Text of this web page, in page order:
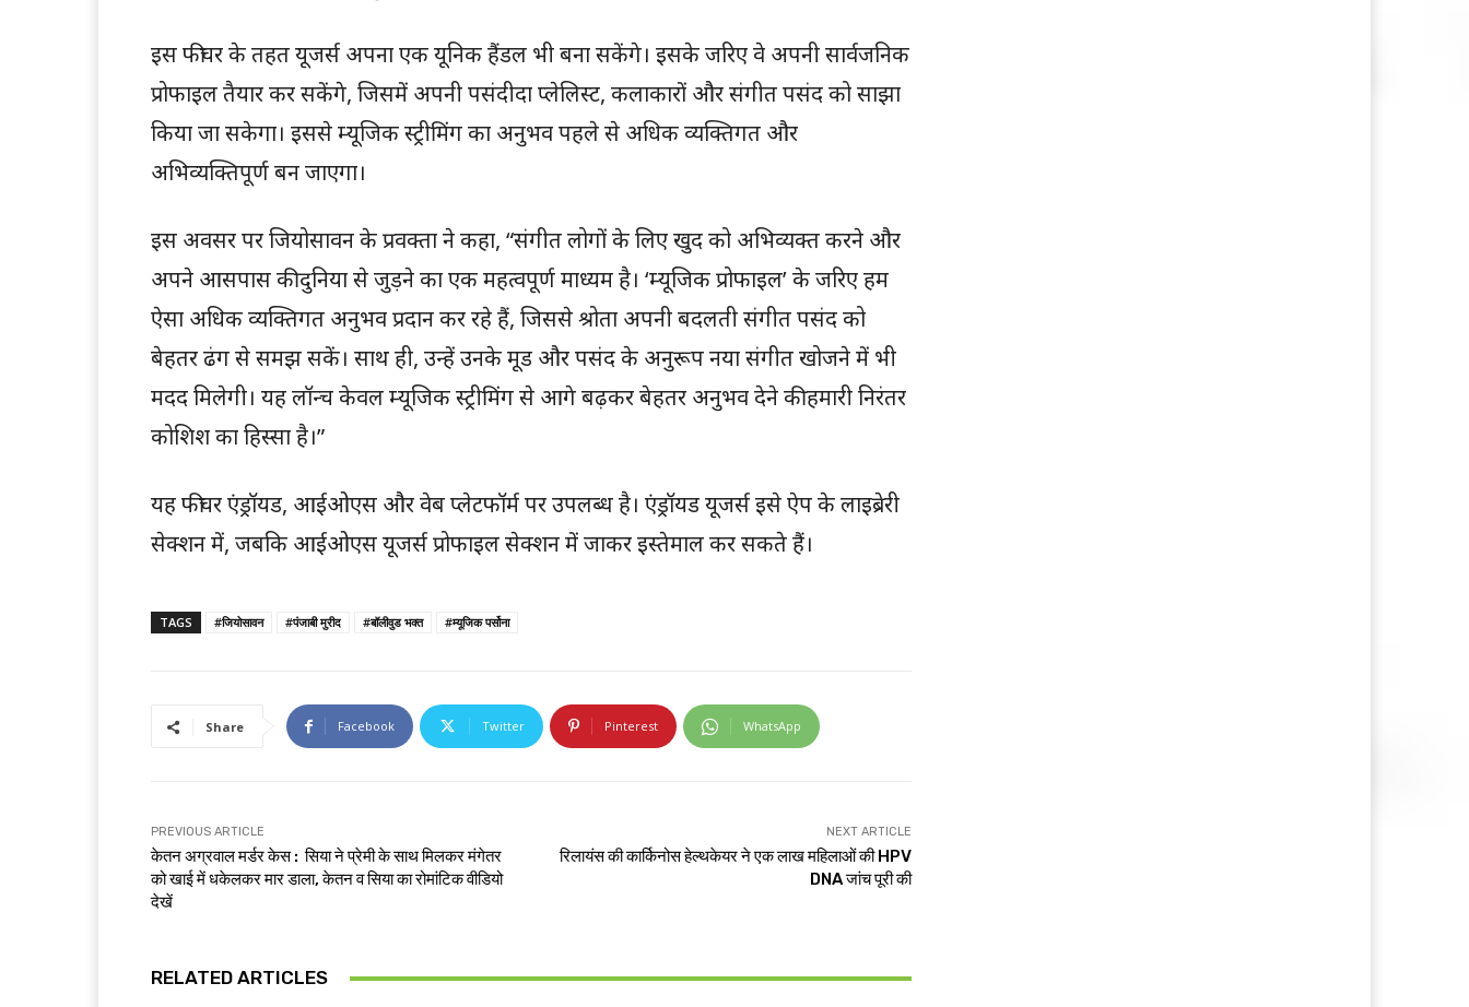
इस फीचर के तहत यूजर्स अपना एक यूनिक हैंडल भी बना सकेंगे। इसके जरिए वे अपनी सार्वजनिक
प्रोफाइल तैयार कर सकेंगे, जिसमें अपनी पसंदीदा प्लेलिस्ट, कलाकारों और संगीत पसंद को साझा
किया जा सकेगा। इससे म्यूजिक स्ट्रीमिंग का अनुभव पहले से अधिक व्यक्तिगत और
अभिव्यक्तिपूर्ण बन जाएगा।
इस अवसर पर जियोसावन के प्रवक्ता ने कहा, “संगीत लोगों के लिए खुद को अभिव्यक्त करने और
अपने आसपास की दुनिया से जुड़ने का एक महत्वपूर्ण माध्यम है। ‘म्यूजिक प्रोफाइल’ के जरिए हम
ऐसा अधिक व्यक्तिगत अनुभव प्रदान कर रहे हैं, जिससे श्रोता अपनी बदलती संगीत पसंद को
बेहतर ढंग से समझ सकें। साथ ही, उन्हें उनके मूड और पसंद के अनुरूप नया संगीत खोजने में भी
मदद मिलेगी। यह लॉन्च केवल म्यूजिक स्ट्रीमिंग से आगे बढ़कर बेहतर अनुभव देने की हमारी निरंतर
कोशिश का हिस्सा है।”
यह फीचर एंड्रॉयड, आईओएस और वेब प्लेटफॉर्म पर उपलब्ध है। एंड्रॉयड यूजर्स इसे ऐप के लाइब्रेरी
सेक्शन में, जबकि आईओएस यूजर्स प्रोफाइल सेक्शन में जाकर इस्तेमाल कर सकते हैं।
TAGS #जियोसावन #पंजाबी मुरीद #बॉलीवुड भक्त #म्यूजिक पर्सोना
Share Facebook Twitter Pinterest WhatsApp
PREVIOUS ARTICLE
केतन अग्रवाल मर्डर केस : सिया ने प्रेमी के साथ मिलकर मंगेतर
को खाई में धकेलकर मार डाला, केतन व सिया का रोमांटिक वीडियो
देखें
NEXT ARTICLE
रिलायंस की कार्किनोस हेल्थकेयर ने एक लाख महिलाओं की HPV
DNA जांच पूरी की
RELATED ARTICLES